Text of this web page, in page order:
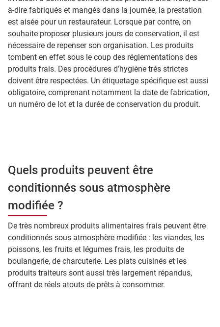
à-dire fabriqués et mangés dans la journée, la prestation
est aisée pour un restaurateur. Lorsque par contre, on
souhaite proposer plusieurs jours de conservation, il est
nécessaire de repenser son organisation. Les produits
tombent en effet sous le coup des réglementations des
produits frais. Des procédures d’hygiène très strictes
doivent être respectées. Un étiquetage spécifique est aussi
obligatoire, comprenant notamment la date de fabrication,
un numéro de lot et la durée de conservation du produit.
Quels produits peuvent être
conditionnés sous atmosphère
modifiée ?
De très nombreux produits alimentaires frais peuvent être
conditionnés sous atmosphère modifiée : les viandes, les
poissons, les fruits et légumes frais, les produits de
boulangerie, de charcuterie. Les plats cuisinés et les
produits traiteurs sont aussi très largement répandus,
offrant de réels atouts de prêts à consommer.